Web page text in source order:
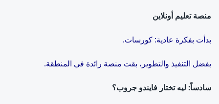
منصة تعليم أونلاين
بدأت بفكرة عادية: كورسات.
بفضل التنفيذ والتطوير، بقت منصة رائدة في المنطقة.
سادساً: ليه تختار فايندو جروب؟